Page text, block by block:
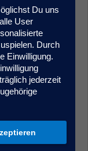
sinnvoll
an
und findest
digital
wartbar ist.
Du uns
User
Durch
Einwilligung.
jederzeit